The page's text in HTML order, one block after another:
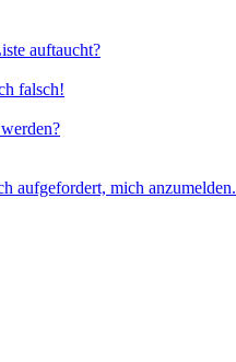
auftaucht?
falsch!
aufgefordert, mich anzumelden.